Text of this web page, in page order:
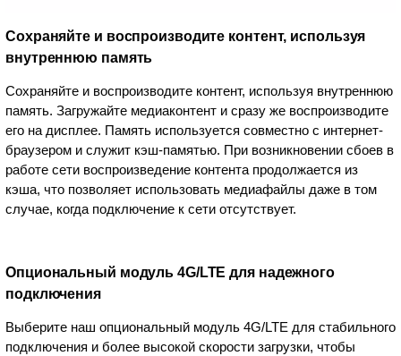
Сохраняйте и воспроизводите контент, используя
внутреннюю память
Сохраняйте и воспроизводите контент, используя внутреннюю
память. Загружайте медиаконтент и сразу же воспроизводите
его на дисплее. Память используется совместно с интернет-
браузером и служит кэш-памятью. При возникновении сбоев в
работе сети воспроизведение контента продолжается из
кэша, что позволяет использовать медиафайлы даже в том
случае, когда подключение к сети отсутствует.
Опциональный модуль 4G/LTE для надежного
подключения
Выберите наш опциональный модуль 4G/LTE для стабильного
подключения и более высокой скорости загрузки, чтобы